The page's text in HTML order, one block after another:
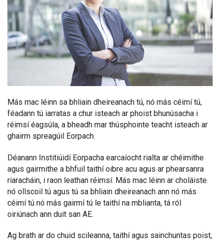
Más mac léinn sa bhliain dheireanach tú, nó más céimí tú,
féadann tú iarratas a chur isteach ar phoist bhunúsacha i
réimsí éagsúla, a bheadh mar thúsphointe teacht isteach ar
ghairm spreagúil Eorpach.
Déanann Institiúidí Eorpacha earcaíocht rialta ar chéimithe
agus gairmithe a bhfuil taithí oibre acu agus ar phearsanra
riaracháin, i raon leathan réimsí. Más mac léinn ar choláiste
nó ollscoil tú agus tú sa bhliain dheireanach ann nó más
céimí tú nó más gairmí tú le taithí na mblianta, tá ról
oiriúnach ann duit san AE.
Ag brath ar do chuid scileanna, taithí agus sainchuntas poist,